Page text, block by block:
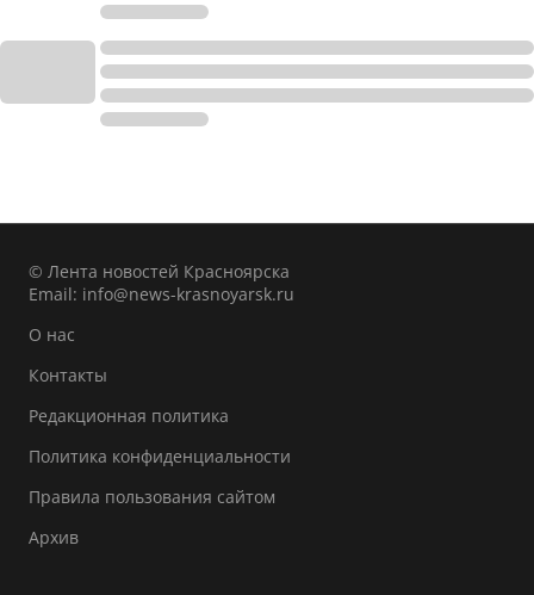
© Лента новостей Красноярска
Email: info@news-krasnoyarsk.ru
О нас
Контакты
Редакционная политика
Политика конфиденциальности
Правила пользования сайтом
Архив